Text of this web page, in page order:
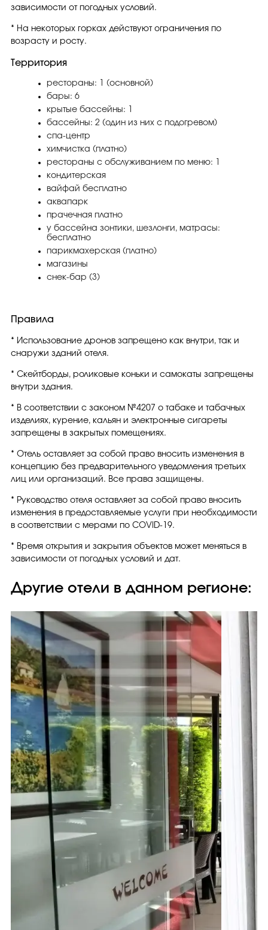
зависимости от погодных условий.
* На некоторых горках действуют ограничения по
возрасту и росту.
Территория
рестораны: 1 (основной)
бары: 6
крытые бассейны: 1
бассейны: 2 (один из них с подогревом)
спа-центр
химчистка (платно)
рестораны с обслуживанием по меню: 1
кондитерская
вайфай бесплатно
аквапарк
прачечная платно
у бассейна зонтики, шезлонги, матрасы:
бесплатно
парикмахерская (платно)
магазины
снек-бар (3)
Правила
* Использование дронов запрещено как внутри, так и
снаружи зданий отеля.
* Скейтборды, роликовые коньки и самокаты запрещены
внутри здания.
* В соответствии с законом №4207 о табаке и табачных
изделиях, курение, кальян и электронные сигареты
запрещены в закрытых помещениях.
* Отель оставляет за собой право вносить изменения в
концепцию без предварительного уведомления третьих
лиц или организаций. Все права защищены.
* Руководство отеля оставляет за собой право вносить
изменения в предоставляемые услуги при необходимости
в соответствии с мерами по COVID-19.
* Время открытия и закрытия объектов может меняться в
зависимости от погодных условий и дат.
Другие отели в данном регионе: